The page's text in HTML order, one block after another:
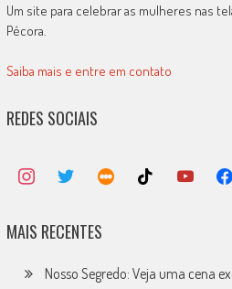
Um site para celebrar as mulheres nas
Pécora.
Saiba mais e entre em contato
REDES SOCIAIS
MAIS RECENTES
Nosso Segredo: Veja uma cena